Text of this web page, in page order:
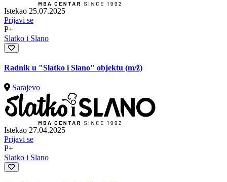
Istekao 25.07.2025
Prijavi se
P+
Slatko i Slano
Radnik u "Slatko i Slano" objektu (m/ž)
Sarajevo
Istekao 27.04.2025
Prijavi se
P+
Slatko i Slano